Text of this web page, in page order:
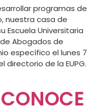
programas de
nuestra casa de
Escuela Universitaria
Abogados de
específico el lunes 7
de la EUPG.